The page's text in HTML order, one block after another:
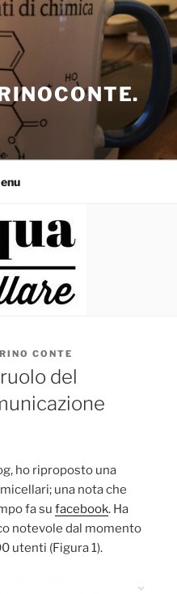
CONTE
del
ho riproposto una
una nota che
fa su facebook. Ha
notevole dal momento
utenti (Figura 1).